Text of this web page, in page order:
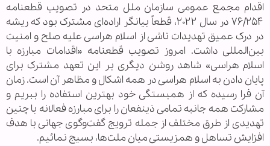
اقدام مجمع عمومی سازمان ملل متحد در تصویب قطعنامه
۷۶/۲۵۴ در سال ۲۰۲۲، قطعاً بیانگر اراده‌ای مشترک بود که ریشه
در درک عمیق تهدیدات ناشی از اسلام هراسی علیه صلح و امنیت
بین‌المللی داشت. امروز تصویب قطعنامه «اقدامات مبارزه با
اسلام هراسی» شاهد روشن دیگری بر این تعهد مشترک برای
پایان دادن به اسلام هراسی در همه اشکال و مظاهر آن است. زمان
آن فرا رسیده که از همبستگی خود بهترین استفاده را ببریم و
مشارکت همه جانبه تمامی ذینفعان را برای مبارزه فعالانه با چنین
تهدیدی از طرق مختلف از جمله ترویج گفت‌وگوی جهانی با هدف
افزایش تساهل و همزیستی میان ملت‌ها، بسیج نمائیم.